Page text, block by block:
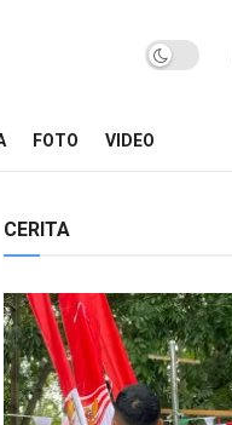
FOTO VIDEO
CERITA